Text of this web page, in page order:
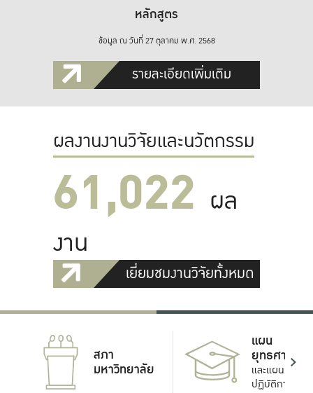
หลักสูตร
ข้อมูล ณ วันที่ 27 ตุลาคม พ.ศ. 2568
รายละเอียดเพิ่มเติม
ผลงานงานวิจัยและนวัตกรรม
61,022 ผล
งาน
เยี่ยมชมงานวิจัยทั้งหมด
สภา
มหาวิทยาลัย
แผน
ยุทธศาสตร์
และแผน
ปฏิบัติการ